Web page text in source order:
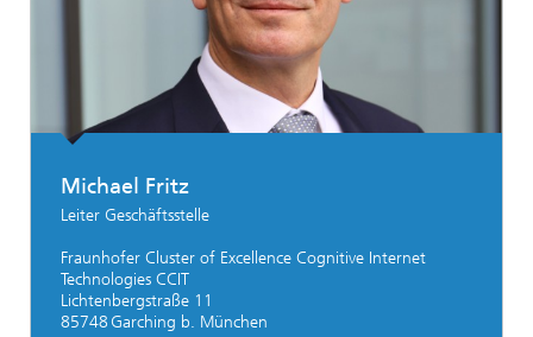
Michael Fritz
Leiter Geschäftsstelle
Fraunhofer Cluster of Excellence Cognitive Internet
Technologies CCIT
Lichtenbergstraße 11
85748 Garching b. München